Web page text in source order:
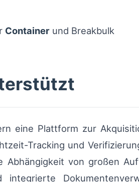
Container und Breakbulk
eine Plattform zur
Tracking und
von großen
integrierte